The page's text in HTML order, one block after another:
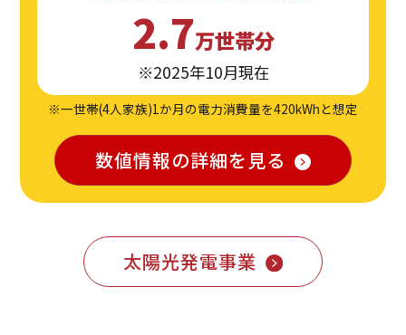
2.7万世帯分
※2025年10月現在
※一世帯(4人家族)1か月の電力消費量を420kWhと想定
数値情報の詳細を見る
太陽光発電事業